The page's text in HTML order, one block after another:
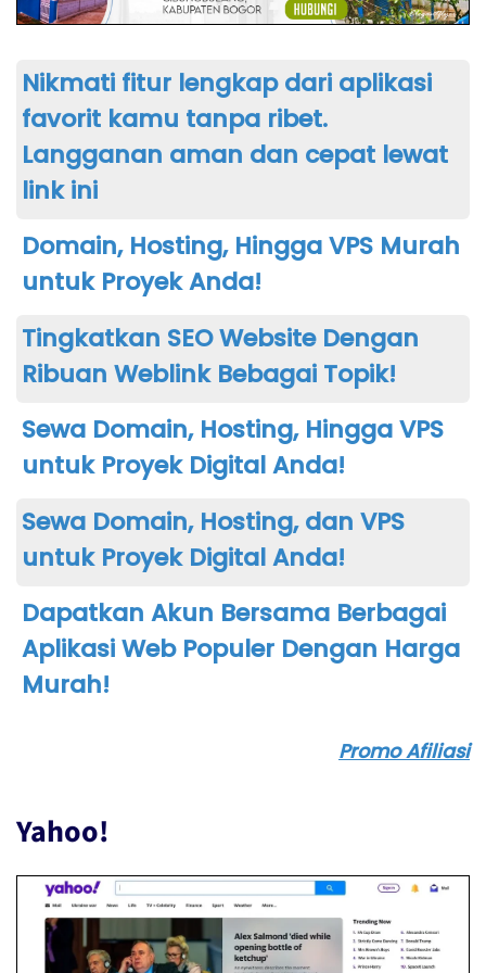
Nikmati fitur lengkap dari aplikasi
favorit kamu tanpa ribet.
Langganan aman dan cepat lewat
link ini
Domain, Hosting, Hingga VPS Murah
untuk Proyek Anda!
Tingkatkan SEO Website Dengan
Ribuan Weblink Bebagai Topik!
Sewa Domain, Hosting, Hingga VPS
untuk Proyek Digital Anda!
Sewa Domain, Hosting, dan VPS
untuk Proyek Digital Anda!
Dapatkan Akun Bersama Berbagai
Aplikasi Web Populer Dengan Harga
Murah!
Promo Afiliasi
Yahoo!